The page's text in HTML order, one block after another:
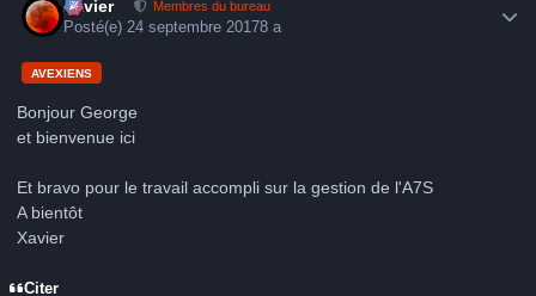
Xavier Membres du bureau
Posté(e)24 septembre 20178 a
AVEXIENS
Bonjour George
et bienvenue ici
Et bravo pour le travail accompli sur la gestion de l'A7S
A bientôt
Xavier
Citer